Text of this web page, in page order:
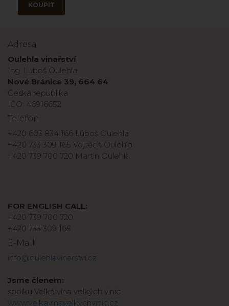
KOUPIT
Adresa
Oulehla vinařství
Ing. Luboš Oulehla
Nové Bránice 39, 664 64
Česká republika
IČO: 46916652
Telefon
+420 603 834 166 Luboš Oulehla
+420 733 309 165 Vojtěch Oulehla
+420 739 700 720 Martin Oulehla
FOR ENGLISH CALL:
+420 739 700 720
+420 733 309 165
E-Mail
info@oulehlavinarstvi.cz
Jsme členem:
spolku Velká vína velkých vinic
www.velkavinavelkychvinic.cz